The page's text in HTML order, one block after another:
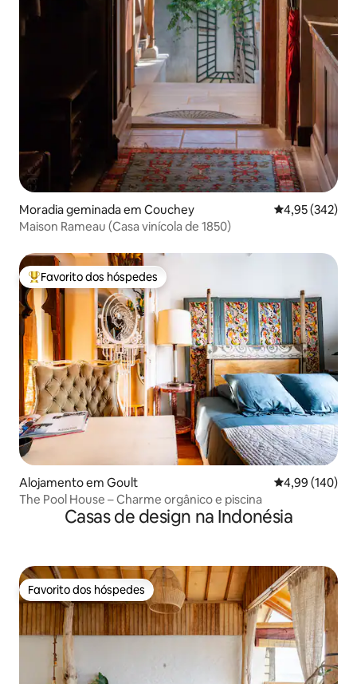
Moradia geminada em Couchey Classificação
4,95 (342)
Maison Rameau (Casa vinícola de 1850)
Favoritos dos hóspedes mais apreciados
Favorito dos hóspedes
Alojamento em Goult Classificação
4,99 (140)
The Pool House – Charme orgânico e piscina
Casas de design na Indonésia
Favorito dos hóspedes
Favorito dos hóspedes